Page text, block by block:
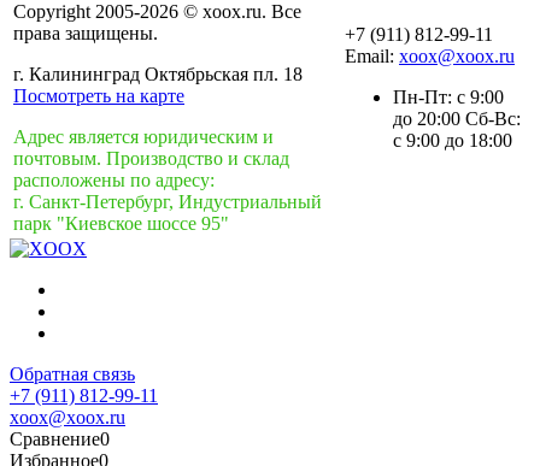
Copyright 2005-2026 © xoox.ru. Все
права защищены.
г. Калининград Октябрьская пл. 18
Посмотреть на карте
Адрес является юридическим и
почтовым. Производство и склад
расположены по адресу:
г. Санкт-Петербург, Индустриальный
парк "Киевское шоссе 95"
+7 (911) 812-99-11
Email: xoox@xoox.ru
Пн-Пт: с 9:00
до 20:00 Сб-Вс:
с 9:00 до 18:00
Обратная связь
+7 (911) 812-99-11
xoox@xoox.ru
Сравнение0
Избранное0